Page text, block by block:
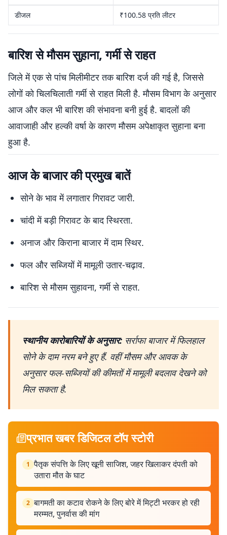
डीजल ₹100.58 प्रति लीटर
बारिश से मौसम सुहाना, गर्मी से राहत
जिले में एक से पांच मिलीमीटर तक बारिश दर्ज की गई है, जिससे
लोगों को चिलचिलाती गर्मी से राहत मिली है. मौसम विभाग के अनुसार
आज और कल भी बारिश की संभावना बनी हुई है. बादलों की
आवाजाही और हल्की वर्षा के कारण मौसम अपेक्षाकृत सुहाना बना
हुआ है.
आज के बाजार की प्रमुख बातें
सोने के भाव में लगातार गिरावट जारी.
चांदी में बड़ी गिरावट के बाद स्थिरता.
अनाज और किराना बाजार में दाम स्थिर.
फल और सब्जियों में मामूली उतार-चढ़ाव.
बारिश से मौसम सुहावना, गर्मी से राहत.
स्थानीय कारोबारियों के अनुसार: सर्राफा बाजार में फिलहाल
सोने के दाम नरम बने हुए हैं. वहीं मौसम और आवक के
अनुसार फल-सब्जियों की कीमतों में मामूली बदलाव देखने को
मिल सकता है.
प्रभात खबर डिजिटल टॉप स्टोरी
1 पैतृक संपत्ति के लिए खूनी साजिश, जहर खिलाकर दंपती को
उतारा मौत के घाट
2 बागमती का कटाव रोकने के लिए बोरे में मिट्टी भरकर हो रही
मरम्मत, पुनर्वास की मांग